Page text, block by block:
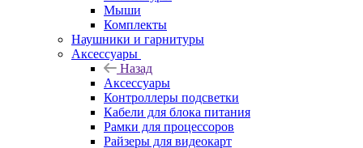
Мыши
Комплекты
Наушники и гарнитуры
Аксессуары
Назад
Аксессуары
Контроллеры подсветки
Кабели для блока питания
Рамки для процессоров
Райзеры для видеокарт